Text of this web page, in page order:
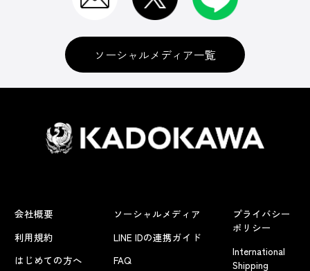
ソーシャルメディア一覧
会社概要
利用規約
はじめての方へ
ソーシャルメディア
LINE IDの連携ガイド
FAQ
プライバシー
ポリシー
International
Shipping